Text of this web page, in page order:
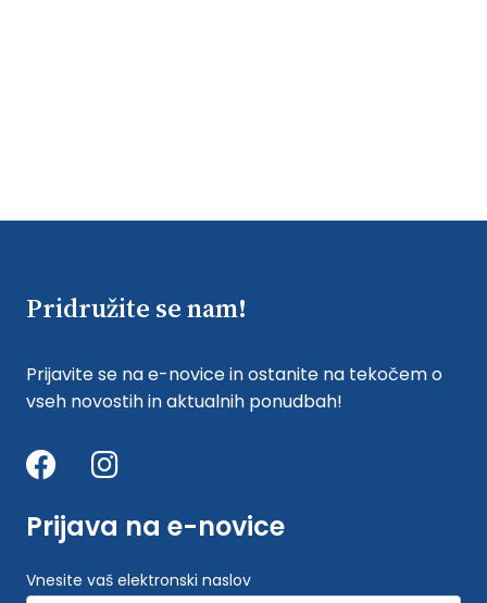
Pridružite se nam!
Prijavite se na e-novice in ostanite na tekočem o
vseh novostih in aktualnih ponudbah!
Prijava na e-novice
Vnesite vaš elektronski naslov